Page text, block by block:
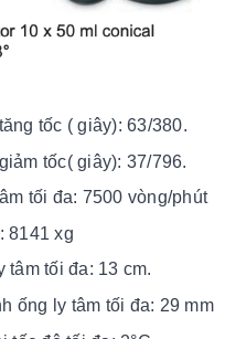
tốc ( giây): 63/380.
tốc( giây): 37/796.
tối đa: 7500 vòng/phút
8141 xg
tâm tối đa: 13 cm.
ống ly tâm tối đa: 29 mm